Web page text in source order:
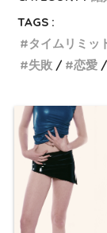
TAGS :
タイムリミッ
失敗
恋愛